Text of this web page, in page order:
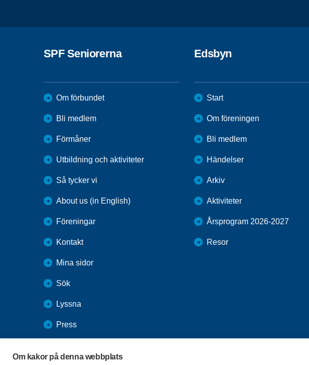
Om kakor på denna webbplats
SPF Seniorerna
Om förbundet
Bli medlem
Förmåner
Utbildning och aktiviteter
Så tycker vi
About us (in English)
Föreningar
Kontakt
Mina sidor
Sök
Lyssna
Press
Edsbyn
Start
Om föreningen
Bli medlem
Händelser
Arkiv
Aktiviteter
Årsprogram 2026-2027
Resor